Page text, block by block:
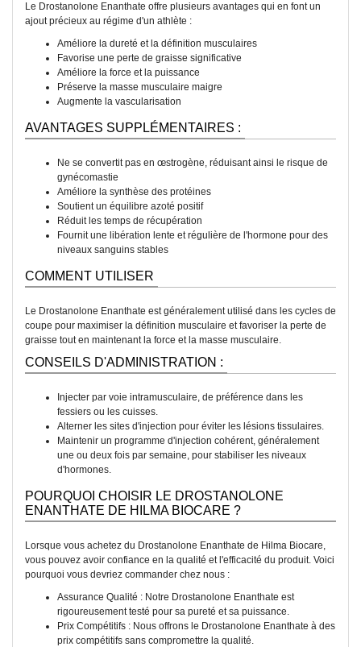
Le Drostanolone Enanthate offre plusieurs avantages qui en font un
ajout précieux au régime d'un athlète :
Améliore la dureté et la définition musculaires
Favorise une perte de graisse significative
Améliore la force et la puissance
Préserve la masse musculaire maigre
Augmente la vascularisation
AVANTAGES SUPPLÉMENTAIRES :
Ne se convertit pas en œstrogène, réduisant ainsi le risque de
gynécomastie
Améliore la synthèse des protéines
Soutient un équilibre azoté positif
Réduit les temps de récupération
Fournit une libération lente et régulière de l'hormone pour des
niveaux sanguins stables
COMMENT UTILISER
Le Drostanolone Enanthate est généralement utilisé dans les cycles de
coupe pour maximiser la définition musculaire et favoriser la perte de
graisse tout en maintenant la force et la masse musculaire.
CONSEILS D'ADMINISTRATION :
Injecter par voie intramusculaire, de préférence dans les
fessiers ou les cuisses.
Alterner les sites d'injection pour éviter les lésions tissulaires.
Maintenir un programme d'injection cohérent, généralement
une ou deux fois par semaine, pour stabiliser les niveaux
d'hormones.
POURQUOI CHOISIR LE DROSTANOLONE
ENANTHATE DE HILMA BIOCARE ?
Lorsque vous achetez du Drostanolone Enanthate de Hilma Biocare,
vous pouvez avoir confiance en la qualité et l'efficacité du produit. Voici
pourquoi vous devriez commander chez nous :
Assurance Qualité : Notre Drostanolone Enanthate est
rigoureusement testé pour sa pureté et sa puissance.
Prix Compétitifs : Nous offrons le Drostanolone Enanthate à des
prix compétitifs sans compromettre la qualité.